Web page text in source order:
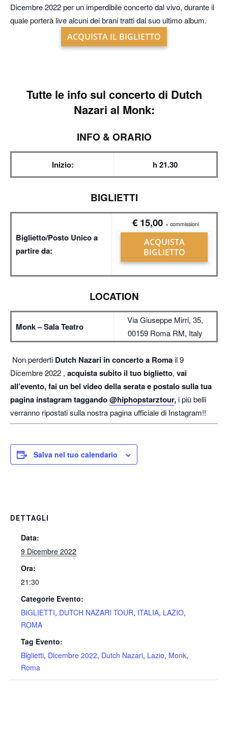
Dicembre 2022 per un imperdibile concerto dal vivo, durante il
quale porterà live alcuni dei brani tratti dal suo ultimo album.
ACQUISTA IL BIGLIETTO
Tutte le info sul concerto di Dutch
Nazari al Monk:
INFO & ORARIO
Inizio: h 21.30
BIGLIETTI
Biglietto/Posto Unico a
partire da:
€ 15,00 + commissioni
ACQUISTA
BIGLIETTO
LOCATION
Monk – Sala Teatro
Via Giuseppe Mirri, 35,
00159 Roma RM, Italy
Non perderti Dutch Nazari in concerto a Romail 9
Dicembre 2022 , acquista subito il tuo biglietto, vai
all’evento, fai un bel video della serata e postalo sulla tua
pagina instagram taggando@hiphopstarztour,i più belli
verranno ripostati sulla nostra pagina ufficiale di Instagram!!
Salva nel tuo calendario
DETTAGLI
Data:
9 Dicembre 2022
Ora:
21:30
Categorie Evento:
BIGLIETTI, DUTCH NAZARI TOUR, ITALIA, LAZIO,
ROMA
Tag Evento:
Biglietti, Dicembre 2022, Dutch Nazari, Lazio, Monk,
Roma